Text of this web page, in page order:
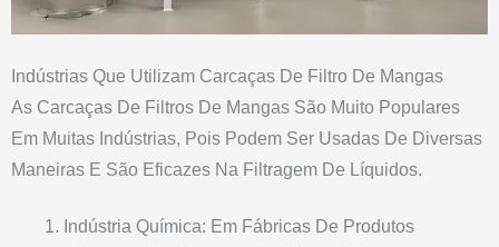
Indústrias Que Utilizam Carcaças De Filtro De Mangas
As Carcaças De Filtros De Mangas São Muito Populares
Em Muitas Indústrias, Pois Podem Ser Usadas De Diversas
Maneiras E São Eficazes Na Filtragem De Líquidos.
Indústria Química: Em Fábricas De Produtos